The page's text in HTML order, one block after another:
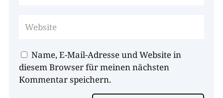
Name, E-Mail-Adresse und Website in
diesem Browser für meinen nächsten
Kommentar speichern.